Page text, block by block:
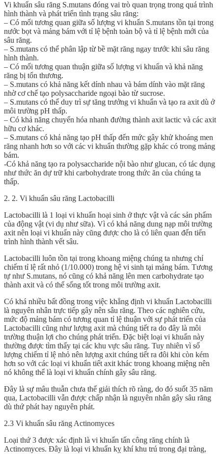
Vi khuẩn sâu răng S.mutans đóng vai trò quan trọng trong quá trình
hình thành và phát triển tình trạng sâu răng:
– Có mối tương quan giữa số lượng vi khuẩn S.mutans tồn tại trong
nước bọt và mảng bám với tỉ lệ bệnh toàn bộ và tỉ lệ bệnh mới của
sâu răng.
– S.mutans có thể phân lập từ bề mặt răng ngay trước khi sâu răng
hình thành.
– Có mối tương quan thuận giữa số lượng vi khuẩn và khả năng
răng bị tổn thương.
– S.mutans có khả năng kết dính nhau và bám dính vào mặt răng
nhờ cơ chế tạo polysaccharide ngoại bào từ sucrose.
– S.mutans có thể duy trì sự tăng trưởng vi khuẩn và tạo ra axit dù ở
môi trường pH thấp.
– Có khả năng chuyển hóa nhanh đường thành axit lactic và các axit
hữu cơ khác.
– S.mutans có khả năng tạo pH thấp đến mức gây khử khoáng men
răng nhanh hơn so với các vi khuẩn thường gặp khác có trong mảng
bám.
-Có khả năng tạo ra polysaccharide nội bào như glucan, có tác dụng
như thức ăn dự trữ khi carbohydrate trong thức ăn của chúng ta
thấp.
2. 2. Vi khuẩn sâu răng Lactobacilli
Lactobacilli là 1 loại vi khuẩn hoại sinh ở thực vật và các sản phẩm
của động vật (vi dụ như sữa). Vì có khả năng dung nạp môi trường
axit nên loại vi khuẩn này cũng được cho là có liên quan đến tiến
trình hình thành vết sâu.
Lactobacilli luôn tồn tại trong khoang miệng chúng ta nhưng chỉ
chiếm tỉ lệ rất nhỏ (1/10.000) trong hệ vi sinh tại mảng bám. Tương
tự như S.mutans, nó cũng có khả năng lên men carbohydrate tạo
thành axit và có thể sống tốt trong môi trường axit.
Có khá nhiều bất đồng trong việc khẳng định vi khuẩn Lactobacilli
là nguyên nhân trực tiếp gây nên sâu răng. Theo các nghiên cứu,
mức độ mảng bám có tương quan tỉ lệ thuận với sự phát triển của
Lactobacilli cũng như lượng axit mà chúng tiết ra do đây là môi
trường thuận lợi cho chúng phát triển. Đặc biệt loại vi khuẩn này
thường được tìm thấy tại các khu vực sâu răng. Tuy nhiên vì số
lượng chiếm tỉ lệ nhỏ nên lượng axit chúng tiết ra đôi khi còn kém
hơn so với các loại vi khuẩn tiết axit khác trong khoang miệng nên
nó không thể là loại vi khuẩn chính gây sâu răng.
Đây là sự mâu thuẫn chưa thể giải thích rõ ràng, do đó suốt 35 năm
qua, Lactobacilli vẫn được chấp nhận là nguyên nhân gây sâu răng
dù thứ phát hay nguyên phát.
2.3 Vi khuẩn sâu răng Actinomyces
Loại thứ 3 được xác định là vi khuẩn tấn công răng chính là
Actinomyces. Đây là loại vi khuẩn kỵ khí khu trú trong đại tràng,